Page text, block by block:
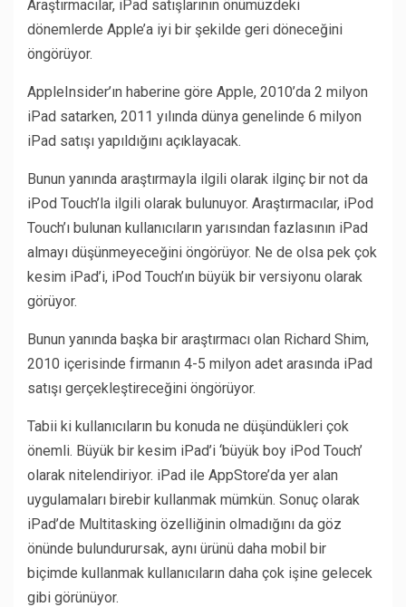
Araştırmacılar, iPad satışlarının önümüzdeki
dönemlerde Apple’a iyi bir şekilde geri döneceğini
öngörüyor.
AppleInsider’ın haberine göre Apple, 2010’da 2 milyon
iPad satarken, 2011 yılında dünya genelinde 6 milyon
iPad satışı yapıldığını açıklayacak.
Bunun yanında araştırmayla ilgili olarak ilginç bir not da
iPod Touch’la ilgili olarak bulunuyor. Araştırmacılar, iPod
Touch’ı bulunan kullanıcıların yarısından fazlasının iPad
almayı düşünmeyeceğini öngörüyor. Ne de olsa pek çok
kesim iPad’i, iPod Touch’ın büyük bir versiyonu olarak
görüyor.
Bunun yanında başka bir araştırmacı olan Richard Shim,
2010 içerisinde firmanın 4-5 milyon adet arasında iPad
satışı gerçekleştireceğini öngörüyor.
Tabii ki kullanıcıların bu konuda ne düşündükleri çok
önemli. Büyük bir kesim iPad’i ‘büyük boy iPod Touch’
olarak nitelendiriyor. iPad ile AppStore’da yer alan
uygulamaları birebir kullanmak mümkün. Sonuç olarak
iPad’de Multitasking özelliğinin olmadığını da göz
önünde bulundurursak, aynı ürünü daha mobil bir
biçimde kullanmak kullanıcıların daha çok işine gelecek
gibi görünüyor.